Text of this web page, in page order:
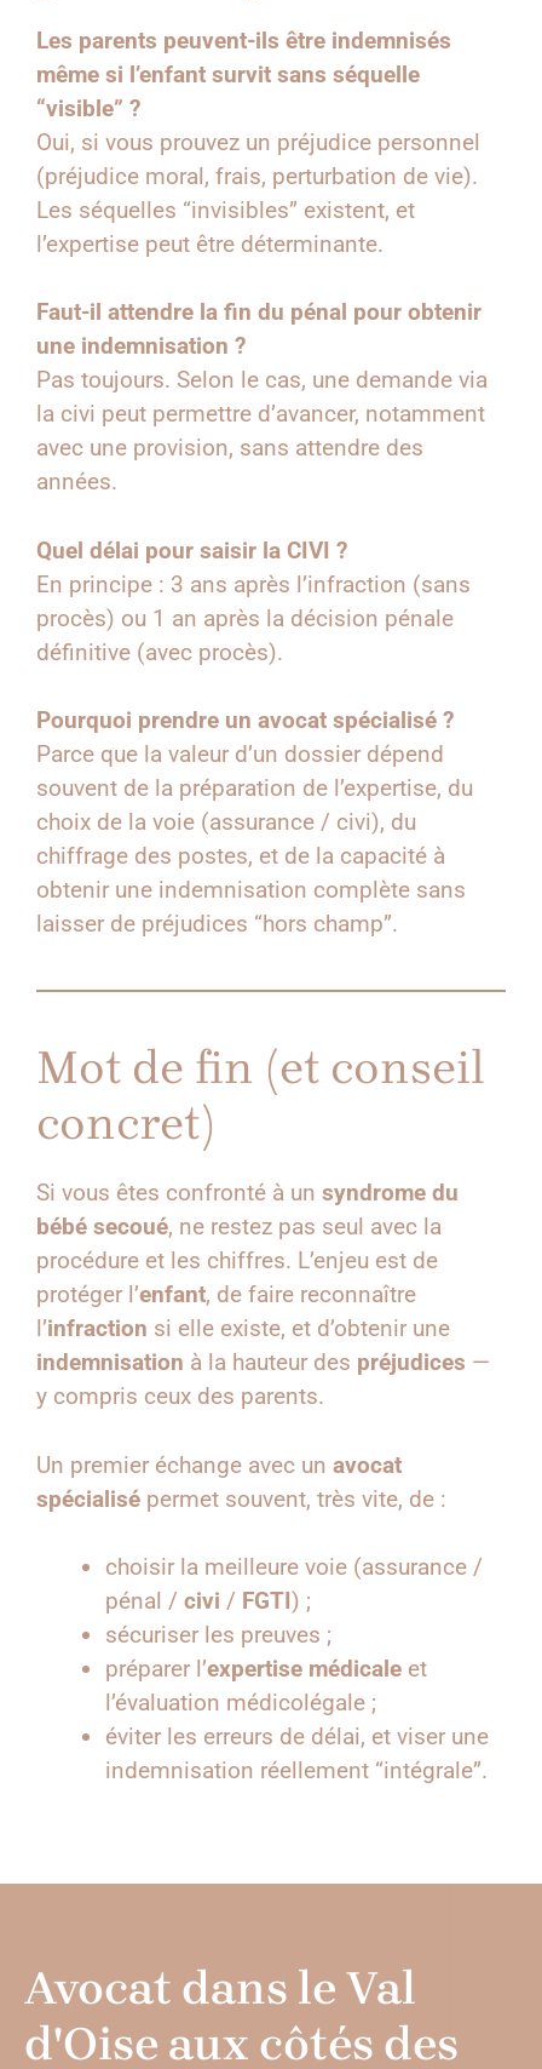
Les parents peuvent-ils être indemnisés
même si l’enfant survit sans séquelle
“visible” ?
Oui, si vous prouvez un préjudice personnel
(préjudice moral, frais, perturbation de vie).
Les séquelles “invisibles” existent, et
l’expertise peut être déterminante.
Faut-il attendre la fin du pénal pour obtenir
une indemnisation ?
Pas toujours. Selon le cas, une demande via
la civi peut permettre d’avancer, notamment
avec une provision, sans attendre des
années.
Quel délai pour saisir la CIVI ?
En principe : 3 ans après l’infraction (sans
procès) ou 1 an après la décision pénale
définitive (avec procès).
Pourquoi prendre un avocat spécialisé ?
Parce que la valeur d’un dossier dépend
souvent de la préparation de l’expertise, du
choix de la voie (assurance / civi), du
chiffrage des postes, et de la capacité à
obtenir une indemnisation complète sans
laisser de préjudices “hors champ”.
Mot de fin (et conseil
concret)
Si vous êtes confronté à un syndrome du
bébé secoué, ne restez pas seul avec la
procédure et les chiffres. L’enjeu est de
protéger l’enfant, de faire reconnaître
l’infraction si elle existe, et d’obtenir une
indemnisation à la hauteur des préjudices —
y compris ceux des parents.
Un premier échange avec un avocat
spécialisé permet souvent, très vite, de :
choisir la meilleure voie (assurance /
pénal / civi / FGTI) ;
sécuriser les preuves ;
préparer l’expertise médicale et
l’évaluation médicolégale ;
éviter les erreurs de délai, et viser une
indemnisation réellement “intégrale”.
Avocat dans le Val
d'Oise aux côtés des